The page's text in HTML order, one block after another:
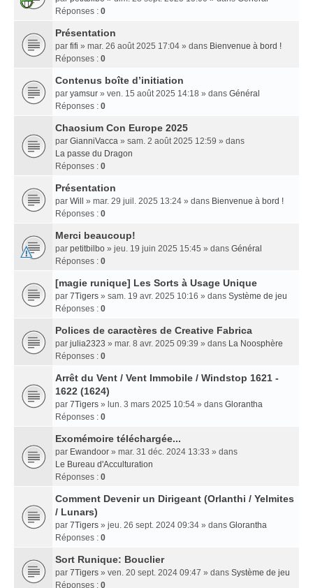
Réponses : 0
Présentation
par fifi » mar. 26 août 2025 17:04 » dans Bienvenue à bord !
Réponses : 0
Contenus boîte d’initiation
par yamsur » ven. 15 août 2025 14:18 » dans Général
Réponses : 0
Chaosium Con Europe 2025
par GianniVacca » sam. 2 août 2025 12:59 » dans
La passe du Dragon
Réponses : 0
Présentation
par Will » mar. 29 juil. 2025 13:24 » dans Bienvenue à bord !
Réponses : 0
Merci beaucoup!
par petitbilbo » jeu. 19 juin 2025 15:45 » dans Général
Réponses : 0
[magie runique] Les Sorts à Usage Unique
par 7Tigers » sam. 19 avr. 2025 10:16 » dans Système de jeu
Réponses : 0
Polices de caractères de Creative Fabrica
par julia2323 » mar. 8 avr. 2025 09:39 » dans La Noosphère
Réponses : 0
Arrêt du Vent / Vent Immobile / Windstop 1621 -
1622 (1624)
par 7Tigers » lun. 3 mars 2025 10:54 » dans Glorantha
Réponses : 0
Exomémoire téléchargée...
par Ewandoor » mar. 31 déc. 2024 13:33 » dans
Le Bureau d'Acculturation
Réponses : 0
Comment Devenir un Dirigeant (Orlanthi / Yelmites
/ Lunars)
par 7Tigers » jeu. 26 sept. 2024 09:34 » dans Glorantha
Réponses : 0
Sort Runique: Bouclier
par 7Tigers » ven. 20 sept. 2024 09:47 » dans Système de jeu
Réponses : 0